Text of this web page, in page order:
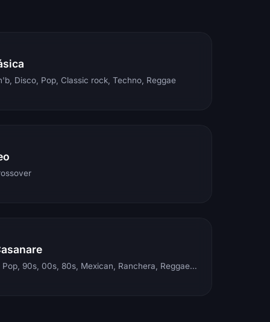
Disco, Pop, Classic rock, Techno, Reggae
Electronic, Rock, Pop, 90s, 00s, 80s, Mexican, Ranchera, Reggaeton, Instrumental, Salsa, Merengue, Tropical, Romantic, Vallenato, Llanera